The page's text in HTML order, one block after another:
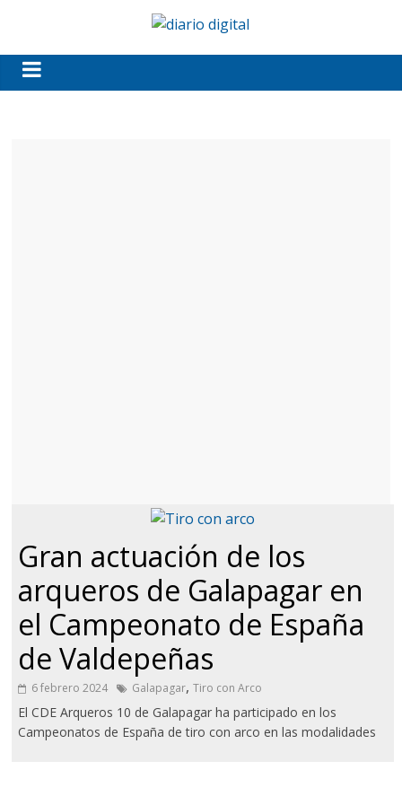
Gran actuación de los
arqueros de Galapagar en
el Campeonato de España
de Valdepeñas
6 febrero 2024 Galapagar,Tiro con Arco
El CDE Arqueros 10 de Galapagar ha participado en los
Campeonatos de España de tiro con arco en las modalidades